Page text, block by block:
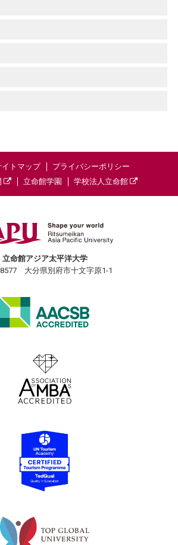
イトマップ
プライバシーポリシー
立命館学園 学校法人立命館
立命館アジア太平洋大学
大分県別府市十文字原1-1